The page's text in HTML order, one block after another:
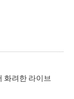
화려한 라이브